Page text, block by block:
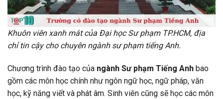
Khuôn viên xanh mát của Đại học Sư phạm TP.HCM, địa
chỉ tin cậy cho chuyên ngành sư phạm tiếng Anh.
Chương trình đào tạo của ngành Sư phạm Tiếng Anh bao
gồm các môn học chính như ngôn ngữ học, ngữ pháp, văn
học, kỹ năng viết và phát âm. Sinh viên cũng sẽ học các môn